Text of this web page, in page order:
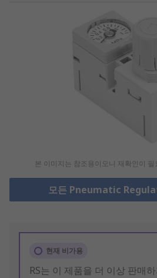
본 이미지는 참조용이오니 재확인이
모든 Pneumatic
현재 비가용
RS는 이 제품을 더 이상 판매